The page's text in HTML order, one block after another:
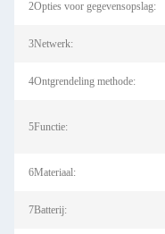
2Opties voor gegevensopslag:
3Netwerk:
4Ontgrendeling methode:
5Functie:
6Materiaal:
7Batterij: